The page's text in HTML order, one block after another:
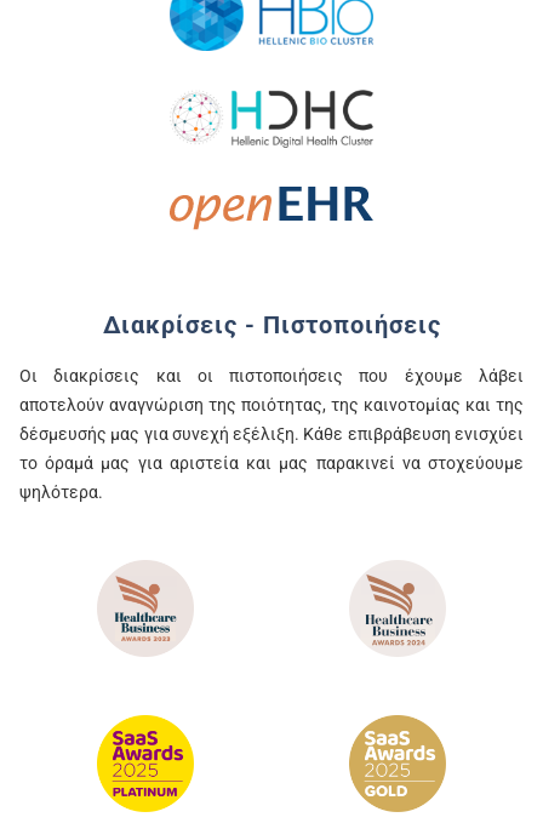
Διακρίσεις - Πιστοποιήσεις
Οι διακρίσεις και οι πιστοποιήσεις που έχουμε λάβει
αποτελούν αναγνώριση της ποιότητας, της καινοτομίας και της
δέσμευσής μας για συνεχή εξέλιξη. Κάθε επιβράβευση ενισχύει
το όραμά μας για αριστεία και μας παρακινεί να στοχεύουμε
ψηλότερα.